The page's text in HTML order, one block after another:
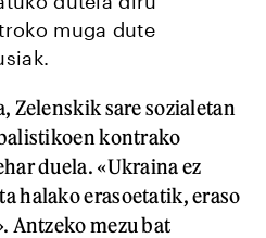
muga dute
Zelenskik sare sozialetan
kontrako
duela. «Ukraina ez
halako erasoetatik, eraso
Antzeko mezu bat